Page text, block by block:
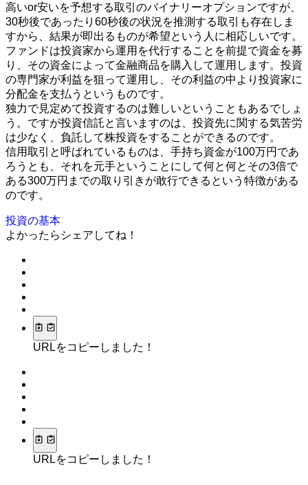
高いor安いを予想する取引のバイナリーオプションですが、
30秒後であったり60秒後の状況を推測する取引も存在しま
すから、結果が即出るものが希望という人に相応しいです。
ファンドは投資家から運用を代行することを前提で資金を募
り、その資金によって金融商品を購入して運用します。投資
の専門家が利益を狙って運用し、その利益の中より投資家に
分配金を支払うというものです。
独力で見定めて投資するのは難しいということもあるでしょ
う。ですが投資信託と言いますのは、投資先に関する気苦労
は少なく、負託して株投資をすることができるのです。
信用取引と呼ばれているものは、手持ち資金が100万円であ
ろうとも、それを元手ということにして何と何とその3倍で
ある300万円までの取り引きが敢行できるという特徴がある
のです。
投資の基本
よかったらシェアしてね！
URLをコピーしました！
URLをコピーしました！